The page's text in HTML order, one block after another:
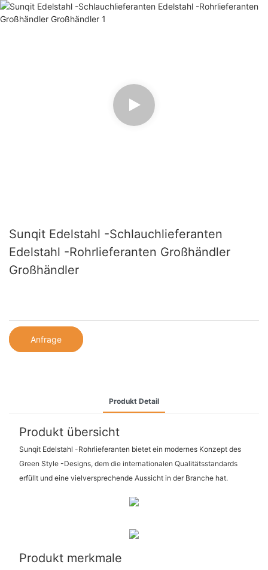
Sunqit Edelstahl -Schlauchlieferanten
Edelstahl -Rohrlieferanten Großhändler
Großhändler
Anfrage
Produkt Detail
Produkt übersicht
Sunqit Edelstahl -Rohrlieferanten bietet ein modernes Konzept des
Green Style -Designs, dem die internationalen Qualitätsstandards
erfüllt und eine vielversprechende Aussicht in der Branche hat.
Produkt merkmale